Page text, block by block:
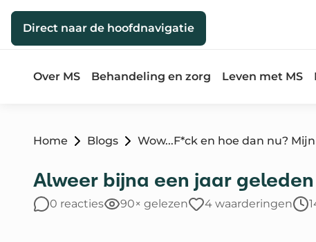
Direct naar de inhoud
Direct naar de hoofdnavigatie
Over MS Behandeling en zorg Leven met MS
Home Blogs Wow...F*ck en hoe dan nu?
Alweer bijna een jaar geleden
0 reacties 90× gelezen 4 waarderingen